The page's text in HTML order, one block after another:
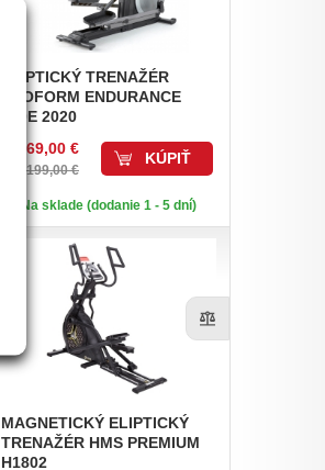
ELIPTICKÝ TRENAŽÉR
PROFORM ENDURANCE
420E 2020
1 169,00 €
1 199,00 €
KÚPIŤ
Na sklade (dodanie 1 - 5 dní)
MAGNETICKÝ ELIPTICKÝ
TRENAŽÉR HMS PREMIUM
H1802